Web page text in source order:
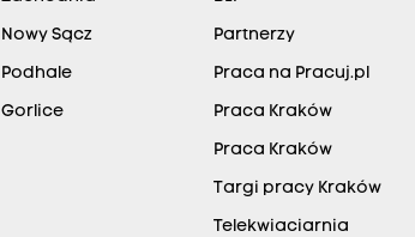
Nowy Sącz
Podhale
Gorlice
Partnerzy
Praca na Pracuj.pl
Praca Kraków
Praca Kraków
Targi pracy Kraków
Telekwiaciarnia